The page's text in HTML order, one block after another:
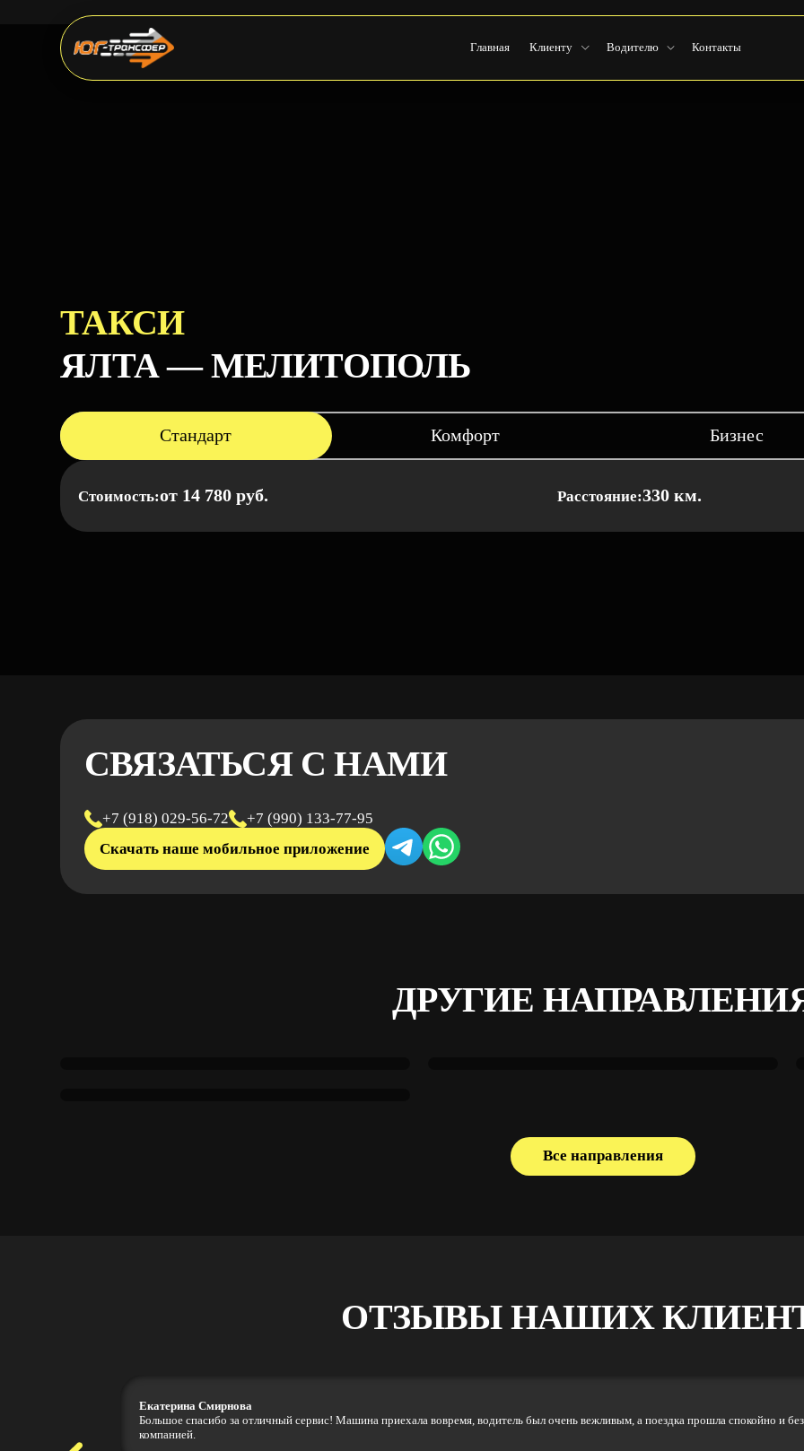
Главная Клиенту Водителю Контакты
ТАКСИ
ЯЛТА — МЕЛИТОПОЛЬ
Стандарт Комфорт Бизнес
Стоимость:от 14 780 руб. Расстояние:330 км.
СВЯЗАТЬСЯ С НАМИ
+7 (918) 029-56-72
+7 (990) 133-77-95
Скачать наше мобильное приложение
ДРУГИЕ
Все направления
ОТЗЫВЫ НАШИХ
Екатерина Смирнова
Большое спасибо за отличный сервис! Машина приехала вовремя, водитель был очень вежливым, а поездка прошла спокойно и без
компанией.